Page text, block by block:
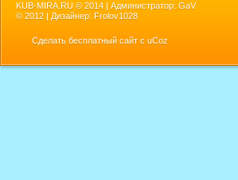
KUB-MIRA.RU © 2014 | Администратор: GaV
© 2012 | Дизайнер: Frolov1028
Сделать бесплатный сайт с uCoz